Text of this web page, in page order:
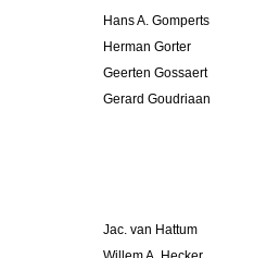
Hans A. Gomperts
Herman Gorter
Geerten Gossaert
Gerard Goudriaan
Jac. van Hattum